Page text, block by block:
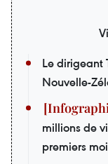
Le dirigeant
Nouvelle-
millions de
premiers